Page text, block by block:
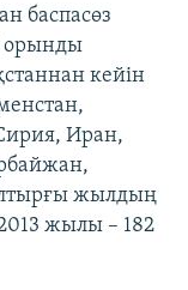
баспасөз
орынды
кейін
Иран,
жылдың
жылы – 182